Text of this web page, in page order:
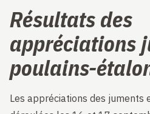
Résultats des
appréciations
poulains-
Les appréciations des juments